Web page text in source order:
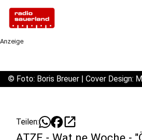
Anzeige
© Foto: Boris Breuer | Cover Design:
Teilen: open_in_new